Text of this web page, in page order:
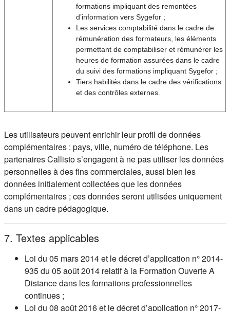
formations impliquant des remontées
d’information vers Sygefor ;
Les services comptabilité dans le cadre de
rémunération des formateurs, les éléments
permettant de comptabiliser et rémunérer les
heures de formation assurées dans le cadre
du suivi des formations impliquant Sygefor ;
Tiers habilités dans le cadre des vérifications
et des contrôles externes.
Les utilisateurs peuvent enrichir leur profil de données
complémentaires : pays, ville, numéro de téléphone. Les
partenaires Callisto s’engagent à ne pas utiliser les données
personnelles à des fins commerciales, aussi bien les
données initialement collectées que les données
complémentaires ; ces données seront utilisées uniquement
dans un cadre pédagogique.
7. Textes applicables
Loi du 05 mars 2014 et le décret d’application n° 2014-
935 du 05 août 2014 relatif à la Formation Ouverte A
Distance dans les formations professionnelles
continues ;
Loi du 08 août 2016 et le décret d’application n° 2017-